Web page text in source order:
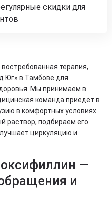
скидки для
терапия,
Юг» в Тамбове для
Мы принимаем в
команда приедет в
в комфортных условиях.
раствор, подбираем его
циркуляцию и
—
и